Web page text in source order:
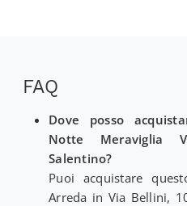
FAQ
Dove posso
Notte Meraviglia
Salentino?
Puoi acquistare
Arreda in Via Bellini,